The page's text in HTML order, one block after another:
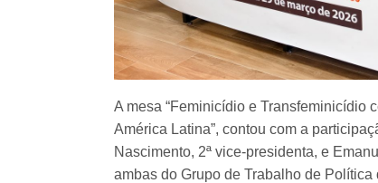
A mesa “Feminicídio e Transfeminicídio
América Latina”, contou com a
Nascimento, 2ª vice-presidenta, e
ambas do Grupo de Trabalho de